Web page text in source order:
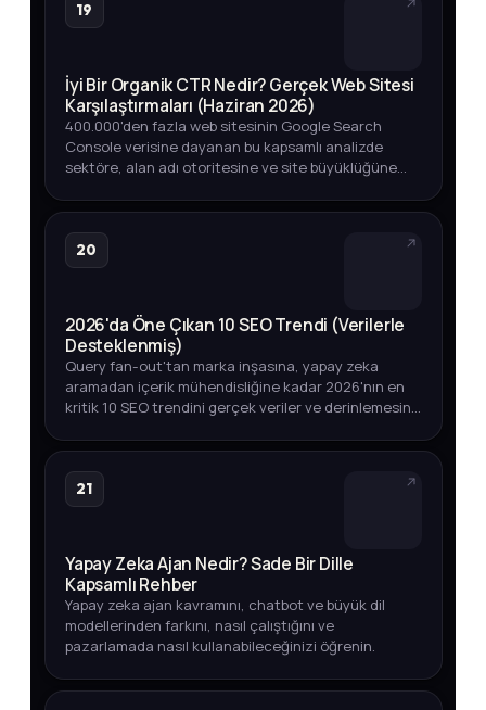
19
İyi Bir Organik CTR Nedir? Gerçek Web Sitesi
Karşılaştırmaları (Haziran 2026)
400.000'den fazla web sitesinin Google Search
Console verisine dayanan bu kapsamlı analizde
sektöre, alan adı otoritesine ve site büyüklüğüne
keşfedin.
20
2026'da Öne Çıkan 10 SEO Trendi (Verilerle
Desteklenmiş)
Query fan-out'tan marka inşasına, yapay zeka
aramadan içerik mühendisliğine kadar 2026'nın en
kritik 10 SEO trendini gerçek veriler ve derinlemesine
21
Yapay Zeka Ajan Nedir? Sade Bir Dille
Kapsamlı Rehber
Yapay zeka ajan kavramını, chatbot ve büyük dil
modellerinden farkını, nasıl çalıştığını ve
pazarlamada nasıl kullanabileceğinizi öğrenin.